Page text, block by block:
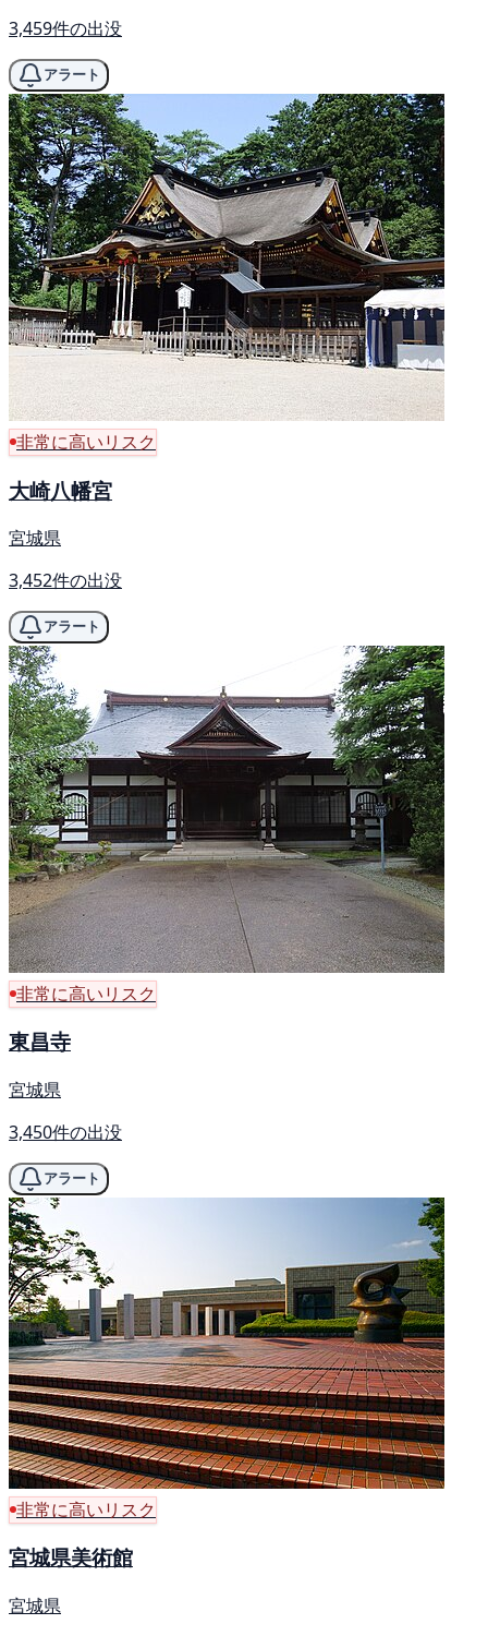
3,459件の出没
アラート
非常に高いリスク
大崎八幡宮
宮城県
3,452件の出没
アラート
非常に高いリスク
東昌寺
宮城県
3,450件の出没
アラート
非常に高いリスク
宮城県美術館
宮城県